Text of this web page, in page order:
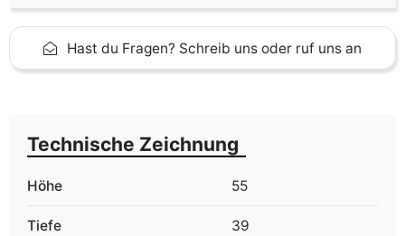
Hast du Fragen? Schreib uns oder ruf uns an
Technische Zeichnung
Höhe 55
Tiefe 39